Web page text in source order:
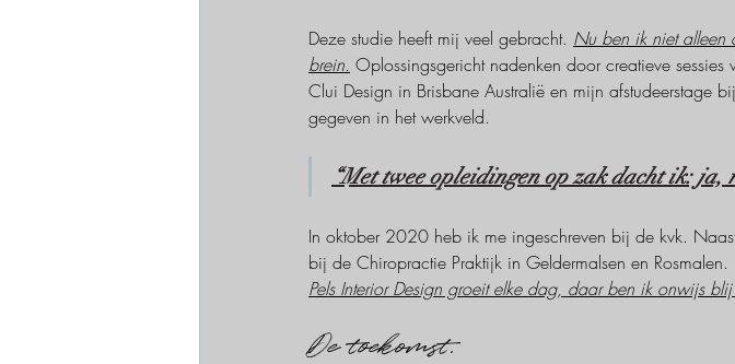
Deze studie heeft mij veel gebracht. Nu ben ik niet alleen
brein. Oplossingsgericht nadenken door creatieve
Clui Design in Brisbane Australië en mijn afstudeerstage
gegeven in het werkveld.
“Met twee opleidingen op zak dacht ik:
In oktober 2020 heb ik me ingeschreven bij de kvk.
bij de Chiropractie Praktijk in Geldermalsen en
Pels Interior Design groeit elke dag, daar ben ik onwijs
De toekomst.